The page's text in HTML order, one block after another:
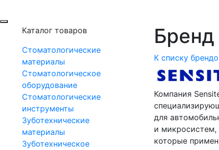
Каталог товаров
Стоматологические
материалы
Стоматологическое
оборудование
Стоматологические
инструменты
Зуботехнические
материалы
Зуботехническое
К списку
Компания
для
и микросистем,
которые